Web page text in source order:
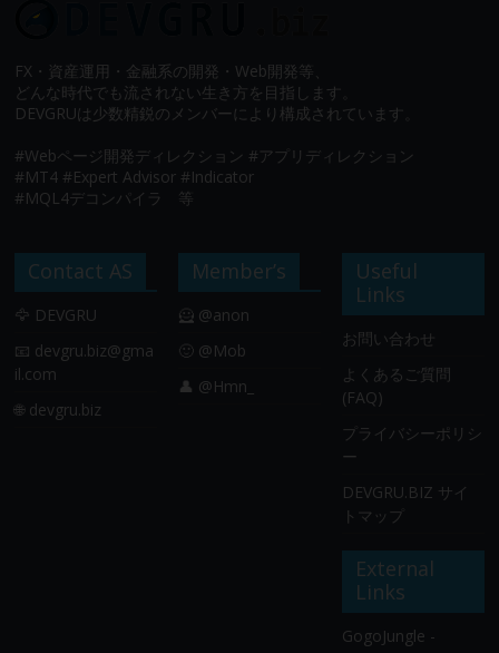
FX・資産運用・金融系の開発・Web開発等、
どんな時代でも流されない生き方を目指します。
DEVGRUは少数精鋭のメンバーにより構成されています。
#Webページ開発ディレクション #アプリディレクション
#MT4 #Expert Advisor #Indicator
#MQL4デコンパイラ 等
Contact AS
🦅 DEVGRU
📧 devgru.biz@gma
il.com
🌐 devgru.biz
Member’s
🦸 @anon
🙂 @Mob
👤 @Hmn_
Useful
Links
お問い合わせ
よくあるご質問
(FAQ)
プライバシーポリシ
ー
DEVGRU.BIZ サイ
トマップ
External
Links
GogoJungle -